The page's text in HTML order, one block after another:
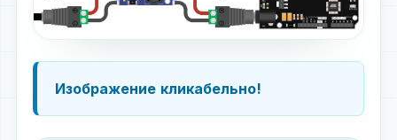
Изображение кликабельно!